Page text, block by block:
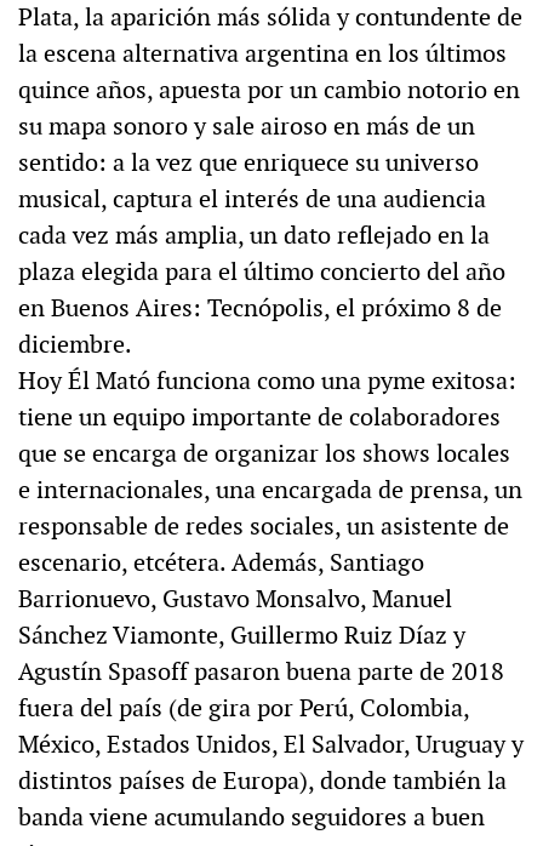
Plata, la aparición más sólida y contundente de
la escena alternativa argentina en los últimos
quince años, apuesta por un cambio notorio en
su mapa sonoro y sale airoso en más de un
sentido: a la vez que enriquece su universo
musical, captura el interés de una audiencia
cada vez más amplia, un dato reflejado en la
plaza elegida para el último concierto del año
en Buenos Aires: Tecnópolis, el próximo 8 de
diciembre.
Hoy Él Mató funciona como una pyme exitosa:
tiene un equipo importante de colaboradores
que se encarga de organizar los shows locales
e internacionales, una encargada de prensa, un
responsable de redes sociales, un asistente de
escenario, etcétera. Además, Santiago
Barrionuevo, Gustavo Monsalvo, Manuel
Sánchez Viamonte, Guillermo Ruiz Díaz y
Agustín Spasoff pasaron buena parte de 2018
fuera del país (de gira por Perú, Colombia,
México, Estados Unidos, El Salvador, Uruguay y
distintos países de Europa), donde también la
banda viene acumulando seguidores a buen